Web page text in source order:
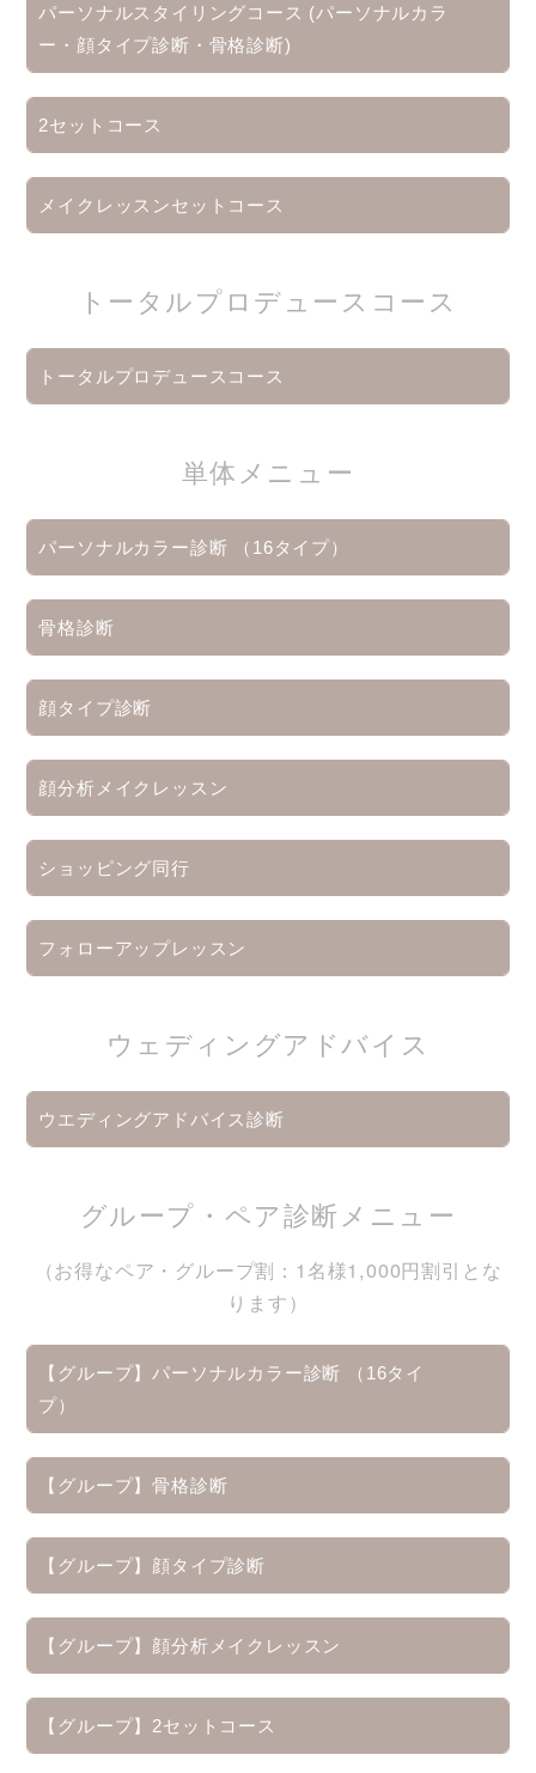
パーソナルスタイリングコース (パーソナルカラ
ー・顔タイプ診断・骨格診断)
2セットコース
メイクレッスンセットコース
トータルプロデュースコース
トータルプロデュースコース
単体メニュー
パーソナルカラー診断 （16タイプ）
骨格診断
顔タイプ診断
顔分析メイクレッスン
ショッピング同行
フォローアップレッスン
ウェディングアドバイス
ウエディングアドバイス診断
グループ・ペア診断メニュー
（お得なペア・グループ割：1名様1,000円割引とな
ります）
【グループ】パーソナルカラー診断 （16タイ
プ）
【グループ】骨格診断
【グループ】顔タイプ診断
【グループ】顔分析メイクレッスン
【グループ】2セットコース